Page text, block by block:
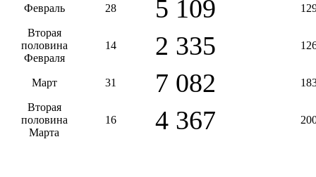
Февраль 28 5 109
Вторая
половина
Февраля
14 2 335
Март 31 7 082
Вторая
половина
Марта
16 4 367